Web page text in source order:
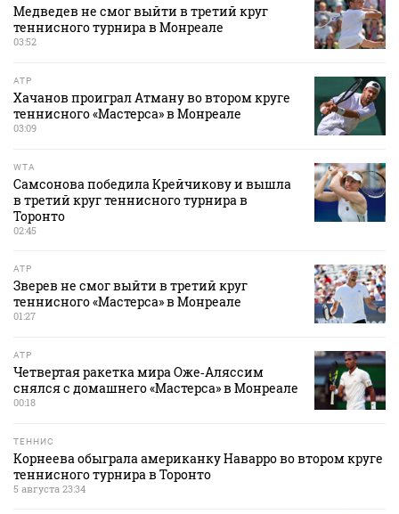
Медведев не смог выйти в третий круг
теннисного турнира в Монреале
03:52
ATP
Хачанов проиграл Атману во втором круге
теннисного «Мастерса» в Монреале
03:09
WTA
Самсонова победила Крейчикову и вышла
в третий круг теннисного турнира в
Торонто
02:45
ATP
Зверев не смог выйти в третий круг
теннисного «Мастерса» в Монреале
01:27
ATP
Четвертая ракетка мира Оже‑Аляссим
снялся с домашнего «Мастерса» в Монреале
00:18
ТЕННИС
Корнеева обыграла американку Наварро во втором круге
теннисного турнира в Торонто
5 августа 23:34